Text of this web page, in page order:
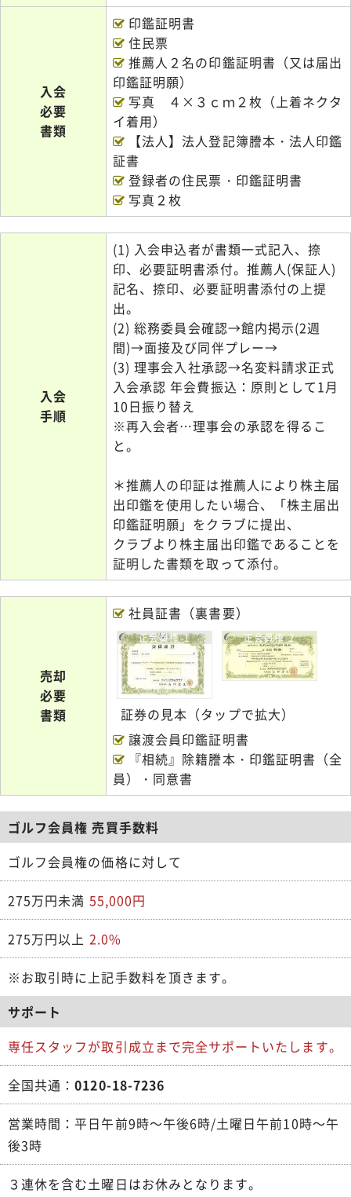
入会
必要
書類
印鑑証明書
住民票
推薦人２名の印鑑証明書（又は届出
印鑑証明願）
写真 ４×３ｃｍ２枚（上着ネクタ
イ着用）
【法人】法人登記簿謄本・法人印鑑
証書
登録者の住民票・印鑑証明書
写真２枚
入会
手順
(1) 入会申込者が書類一式記入、捺
印、必要証明書添付。推薦人(保証人)
記名、捺印、必要証明書添付の上提
出。
(2) 総務委員会確認→館内掲示(2週
間)→面接及び同伴プレー→
(3) 理事会入社承認→名変料請求正式
入会承認 年会費振込：原則として1月
10日振り替え
※再入会者…理事会の承認を得るこ
と。
＊推薦人の印証は推薦人により株主届
出印鑑を使用したい場合、「株主届出
印鑑証明願」をクラブに提出、
クラブより株主届出印鑑であることを
証明した書類を取って添付。
売却
必要
書類
社員証書（裏書要）
正会員権-1 正会員権-2
証券の見本（タップで拡大）
譲渡会員印鑑証明書
『相続』除籍謄本・印鑑証明書（全
員）・同意書
ゴルフ会員権 売買手数料
ゴルフ会員権の価格に対して
275万円未満 55,000円
275万円以上 2.0%
※お取引時に上記手数料を頂きます。
サポート
専任スタッフが取引成立まで完全サポートいたします。
全国共通：0120-18-7236
営業時間：平日午前9時～午後6時/土曜日午前10時～午
後3時
３連休を含む土曜日はお休みとなります。